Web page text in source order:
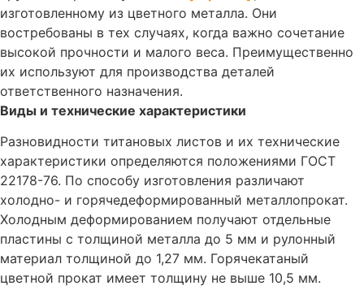
изготовленному из цветного металла. Они
востребованы в тех случаях, когда важно сочетание
высокой прочности и малого веса. Преимущественно
их используют для производства деталей
ответственного назначения.
Виды и технические характеристики
Разновидности титановых листов и их технические
характеристики определяются положениями ГОСТ
22178-76. По способу изготовления различают
холодно- и горячедеформированный металлопрокат.
Холодным деформированием получают отдельные
пластины с толщиной металла до 5 мм и рулонный
материал толщиной до 1,27 мм. Горячекатаный
цветной прокат имеет толщину не выше 10,5 мм.